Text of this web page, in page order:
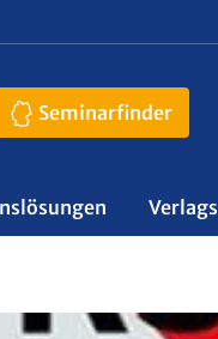
Seminarfinder